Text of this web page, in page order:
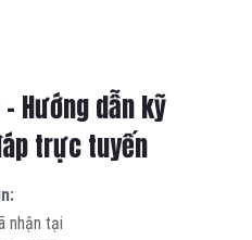
Hướng dẫn kỹ
trực tuyến
nhận tại